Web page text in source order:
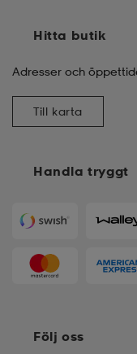
Handla tryggt
Hitta butik
Adresser och
Till karta
Följ oss